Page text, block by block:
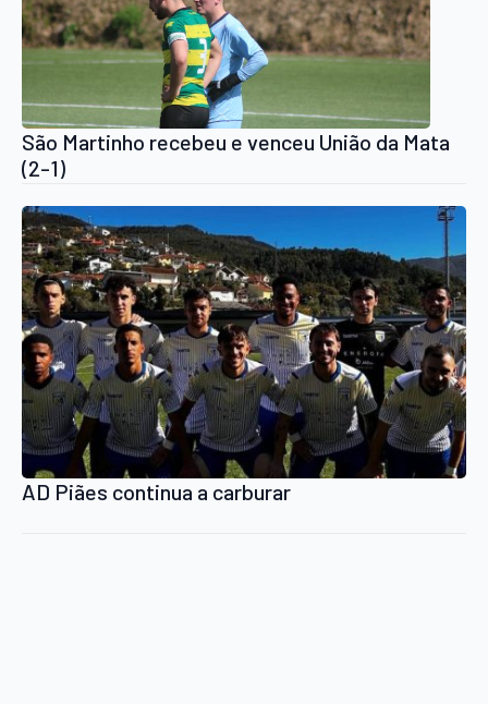
São Martinho recebeu e venceu União da Mata
(2-1)
AD Piães continua a carburar